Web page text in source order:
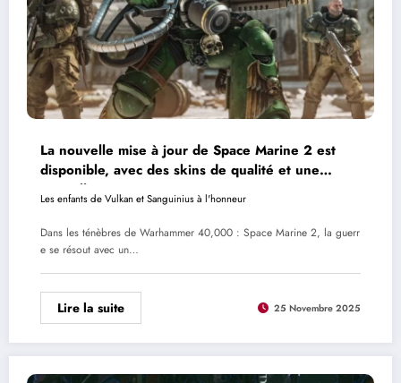
La nouvelle mise à jour de Space Marine 2 est
disponible, avec des skins de qualité et une
nouvelle Opération
Les enfants de Vulkan et Sanguinius à l'honneur
Dans les ténèbres de Warhammer 40,000 : Space Marine 2, la guerr
e se résout avec un…
Lire la suite 25 Novembre 2025